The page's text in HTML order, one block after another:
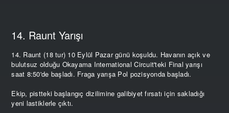
14. Raunt Yarışı
14. Raunt (18 tur) 10 Eylül Pazar günü koşuldu. Havanın açık ve
bulutsuz olduğu Okayama International Circuit'teki Final yarışı
saat 8:50'de başladı. Fraga yarışa Pol pozisyonda başladı.
Ekip, pistteki başlangıç dizilimine galibiyet fırsatı için sakladığı
yeni lastiklerle çıktı.